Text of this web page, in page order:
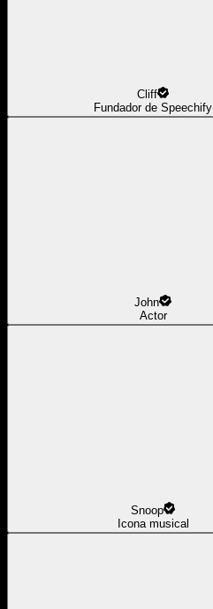
Cliff
Fundador de Speechify
John
Actor
Snoop
Icona musical